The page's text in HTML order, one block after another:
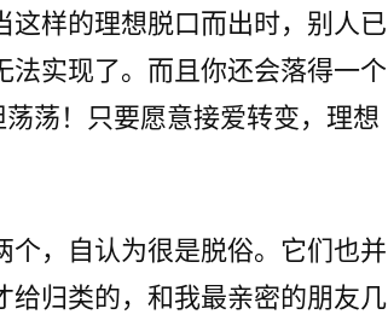
这样的理想脱口而出时，别人已
实现了。而且你还会落得一个
荡！只要愿意接爱转变，理想
个，自认为很是脱俗。它们也并
给归类的，和我最亲密的朋友几